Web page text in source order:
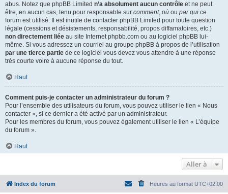
abus. Notez que phpBB Limited n’a absolument aucun contrôle et ne peut
être, en aucun cas, tenu pour responsable sur comment, où ou par qui ce
forum est utilisé. Il est inutile de contacter phpBB Limited pour toute question
légale (cessions et désistements, responsabilité, propos diffamatoires, etc.)
non directement liée au site Internet phpbb.com ou au logiciel phpBB lui-
même. Si vous adressez un courriel au groupe phpBB à propos de l’utilisation
par une tierce partie de ce logiciel vous devez vous attendre à une réponse
très courte voire à aucune réponse du tout.
Haut
Comment puis-je contacter un administrateur du forum ?
Pour l’ensemble des utilisateurs du forum, vous pouvez utiliser le lien « Nous
contacter », si ce dernier a été activé par un administrateur.
Pour les membres du forum, vous pouvez également utiliser le lien « L’équipe
du forum ».
Haut
Aller à
Index du forum Heures au format UTC+02:00